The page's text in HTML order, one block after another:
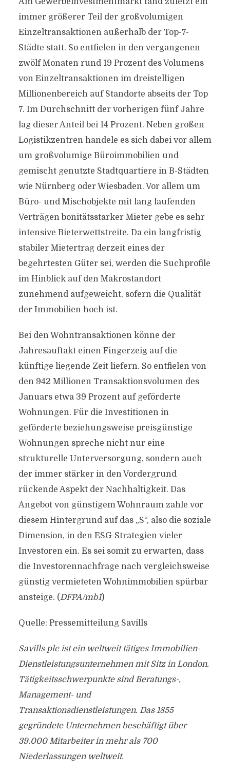
immer größerer Teil der großvolumigen
Einzeltransaktionen außerhalb der Top-7-
Städte statt. So entfielen in den vergangenen
zwölf Monaten rund 19 Prozent des Volumens
von Einzeltransaktionen im dreistelligen
Millionenbereich auf Standorte abseits der Top
7. Im Durchschnitt der vorherigen fünf Jahre
lag dieser Anteil bei 14 Prozent. Neben großen
Logistikzentren handele es sich dabei vor allem
um großvolumige Büroimmobilien und
gemischt genutzte Stadtquartiere in B-Städten
wie Nürnberg oder Wiesbaden. Vor allem um
Büro- und Mischobjekte mit lang laufenden
Verträgen bonitätsstarker Mieter gebe es sehr
intensive Bieterwettstreite. Da ein langfristig
stabiler Mietertrag derzeit eines der
begehrtesten Güter sei, werden die Suchprofile
im Hinblick auf den Makrostandort
zunehmend aufgeweicht, sofern die Qualität
der Immobilien hoch ist.
Bei den Wohntransaktionen könne der
Jahresauftakt einen Fingerzeig auf die
künftige liegende Zeit liefern. So entfielen von
den 942 Millionen Transaktionsvolumen des
Januars etwa 39 Prozent auf geförderte
Wohnungen. Für die Investitionen in
geförderte beziehungsweise preisgünstige
Wohnungen spreche nicht nur eine
strukturelle Unterversorgung, sondern auch
der immer stärker in den Vordergrund
rückende Aspekt der Nachhaltigkeit. Das
Angebot von günstigem Wohnraum zahle vor
diesem Hintergrund auf das „S“, also die soziale
Dimension, in den ESG-Strategien vieler
Investoren ein. Es sei somit zu erwarten, dass
die Investorennachfrage nach vergleichsweise
günstig vermieteten Wohnimmobilien spürbar
ansteige. (DFPA/mb1)
Quelle: Pressemitteilung Savills
Savills plc ist ein weltweit tätiges Immobilien-
Dienstleistungsunternehmen mit Sitz in London.
Tätigkeitsschwerpunkte sind Beratungs-,
Management- und
Transaktionsdienstleistungen. Das 1855
gegründete Unternehmen beschäftigt über
39.000 Mitarbeiter in mehr als 700
Niederlassungen weltweit.